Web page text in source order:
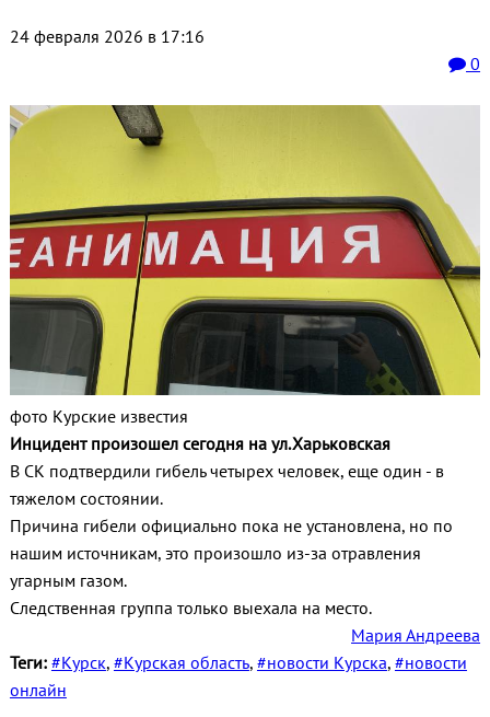
24 февраля 2026 в 17:16
0
фото Курские известия
Инцидент произошел сегодня на ул.Харьковская
В СК подтвердили гибель четырех человек, еще один - в
тяжелом состоянии.
Причина гибели официально пока не установлена, но по
нашим источникам, это произошло из-за отравления
угарным газом.
Следственная группа только выехала на место.
Мария Андреева
Теги: #Курск, #Курская область, #новости Курска, #новости
онлайн